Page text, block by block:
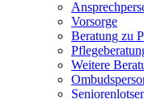
Vorsorge
Beratung zu
Weitere